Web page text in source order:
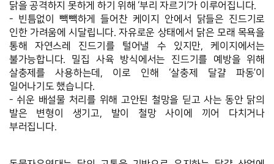
닭을 공격하지 못하게 하기 위해 ‘부리 자르기’가 이루어집니다.
- 빈틈없이 빽빽하게 들어찬 케이지 안에서 닭들은 진드기로
인한 가려움에 시달립니다. 자유로운 상태에서 닭은 모래 목욕을
통해 자연스레 진드기를 털어낼 수 있지만, 케이지에서는
불가능합니다. 밀집 사육 방식에서는 진드기를 예방을 위해
살충제를 사용하는데, 이로 인해 ‘살충제 달걀 파동’이
일어나기도 했습니다.
- 쉬운 배설물 처리를 위해 고안된 철망을 딛고 사는 동안 닭의
발은 변형이 생기고, 발이 철망 사이에 끼어 다치거나
부러집니다.